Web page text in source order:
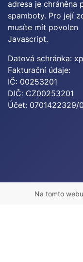
adresa je chráněna
spamboty. Pro její
musíte mít povolen
Javascript.
Datová schránka:
Fakturační údaje:
IČ: 00253201
DIČ: CZ00253201
Účet: 0701422329/
Na tomto